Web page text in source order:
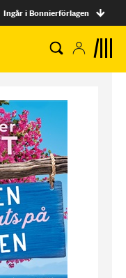
Ingår i Bonnierförlagen